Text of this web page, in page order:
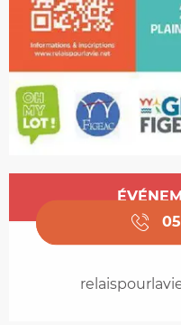
Ouverture et